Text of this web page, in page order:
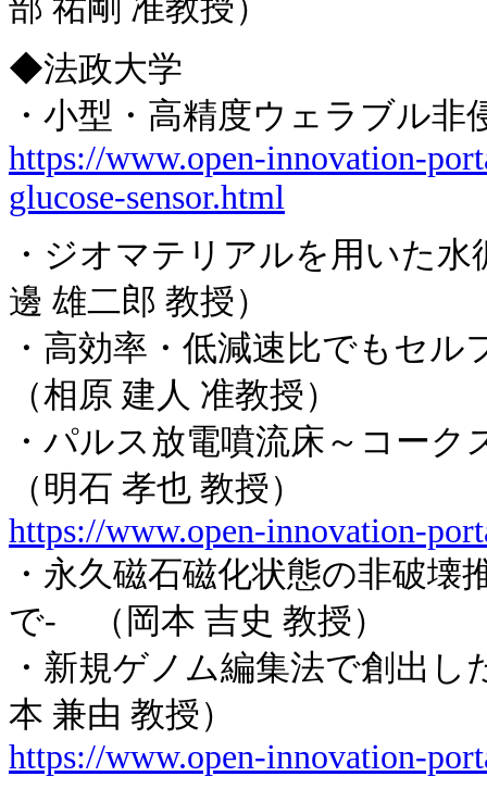
部 祐剛 准教授）
◆法政大学
・小型・高精度ウェラブル
https://www.open-innovation-
glucose-sensor.html
・ジオマテリアルを用いた
邊 雄二郎 教授）
・高効率・低減速比でもセ
（相原 建人 准教授）
・パルス放電噴流床～コー
（明石 孝也 教授）
https://www.open-innovation-
・永久磁石磁化状態の非破
で- （岡本 吉史 教授）
・新規ゲノム編集法で創出
本 兼由 教授）
https://www.open-innovation-